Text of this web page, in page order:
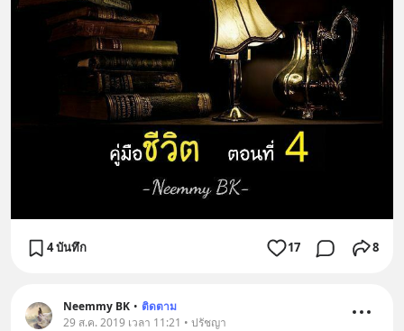
4 บันทึก 17 8
Neemmy BK • ติดตาม
29 ส.ค. 2019 เวลา 11:21 • ปรัชญา